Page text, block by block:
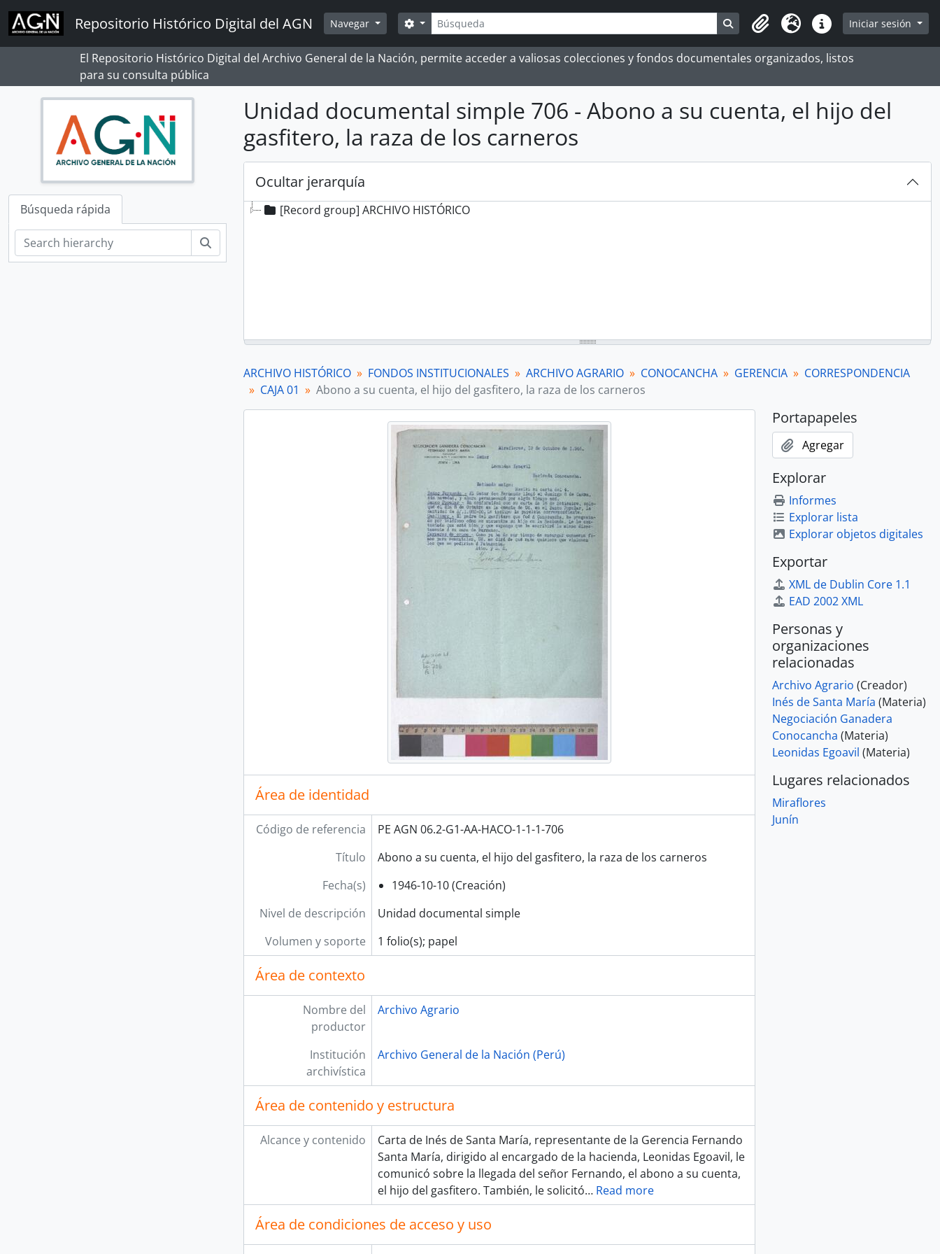
Skip to main content
Repositorio Histórico Digital del AGN Navegar Búsqueda
Search options Search in browse page
Portapapeles
Idioma Enlaces rápidos
Iniciar sesión
El Repositorio Histórico Digital del Archivo General de la Nación, permite acceder a valiosas colecciones y fondos documentales organizados, listos
para su consulta pública
Búsqueda rápida
Unidad documental simple 706 - Abono a su cuenta, el hijo del
gasfitero, la raza de los carneros
Ocultar jerarquía
[Record group] ARCHIVO HISTÓRICO
ARCHIVO HISTÓRICO FONDOS INSTITUCIONALES ARCHIVO AGRARIO CONOCANCHA GERENCIA
CORRESPONDENCIA
CAJA 01
Abono a su cuenta, el hijo del gasfitero, la raza de los carneros
Área de identidad
Código de referencia
PE AGN 06.2-G1-AA-HACO-1-1-1-706
Título
Abono a su cuenta, el hijo del gasfitero, la raza de los carneros
Fecha(s)
1946-10-10 (Creación)
Nivel de descripción
Unidad documental simple
Volumen y soporte
1 folio(s); papel
Área de contexto
Nombre del
productor
Archivo Agrario
Institución
archivística
Archivo General de la Nación (Perú)
Área de contenido y estructura
Alcance y contenido
Carta de Inés de Santa María, representante de la Gerencia Fernando
Santa María, dirigido al encargado de la hacienda, Leonidas Egoavil, le
comunicó sobre la llegada del señor Fernando, el abono a su cuenta,
el hijo del gasfitero. También, le solicitó… Read more
Área de condiciones de acceso y uso
Portapapeles
Agregar
Explorar
Informes
Explorar lista
Explorar objetos digitales
Exportar
XML de Dublin Core 1.1
EAD 2002 XML
Personas y
organizaciones
relacionadas
Archivo Agrario (Creador)
Inés de Santa María (Materia)
Negociación Ganadera
Conocancha (Materia)
Leonidas Egoavil (Materia)
Lugares relacionados
Miraflores
Junín